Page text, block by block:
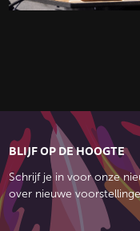
BLIJF OP DE HOOGTE
Schrijf je in voor onze
over nieuwe